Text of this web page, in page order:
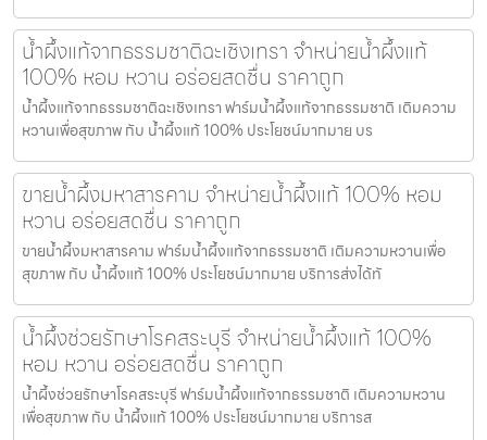
น้ำผึ้งแท้จากธรรมชาติฉะเชิงเทรา จำหน่ายน้ำผึ้งแท้
100% หอม หวาน อร่อยสดชื่น ราคาถูก
น้ำผึ้งแท้จากธรรมชาติฉะเชิงเทรา ฟาร์มน้ำผึ้งแท้จากธรรมชาติ เติมความ
หวานเพื่อสุขภาพ กับ น้ำผึ้งแท้ 100% ประโยชน์มากมาย บร
ขายน้ำผึ้งมหาสารคาม จำหน่ายน้ำผึ้งแท้ 100% หอม
หวาน อร่อยสดชื่น ราคาถูก
ขายน้ำผึ้งมหาสารคาม ฟาร์มน้ำผึ้งแท้จากธรรมชาติ เติมความหวานเพื่อ
สุขภาพ กับ น้ำผึ้งแท้ 100% ประโยชน์มากมาย บริการส่งได้ทั
น้ำผึ้งช่วยรักษาโรคสระบุรี จำหน่ายน้ำผึ้งแท้ 100%
หอม หวาน อร่อยสดชื่น ราคาถูก
น้ำผึ้งช่วยรักษาโรคสระบุรี ฟาร์มน้ำผึ้งแท้จากธรรมชาติ เติมความหวาน
เพื่อสุขภาพ กับ น้ำผึ้งแท้ 100% ประโยชน์มากมาย บริการส